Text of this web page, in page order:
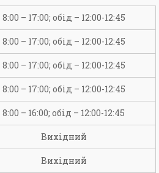
8:00 – 17:00; обід – 12:00-12:45
8:00 – 17:00; обід – 12:00-12:45
8:00 – 17:00; обід – 12:00-12:45
8:00 – 17:00; обід – 12:00-12:45
8:00 – 16:00; обід – 12:00-12:45
Вихідний
Вихідний